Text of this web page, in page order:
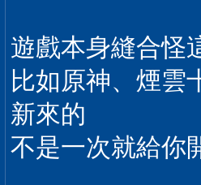
遊戲本身縫合怪
比如原神、煙雲
新來的
不是一次就給你